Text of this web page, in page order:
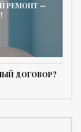
РЕМОНТ —
ДОГОВОР?